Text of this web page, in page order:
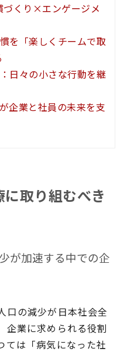
づくり×エンゲージメ
を「楽しくチームで取
日々の小さな行動を継
企業と社員の未来を支
取り組むべき
が加速する中での企
口の減少が日本社会全
企業に求められる役割
ては「病気になった社